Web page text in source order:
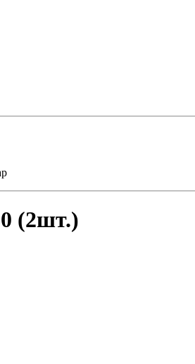
(2шт.)